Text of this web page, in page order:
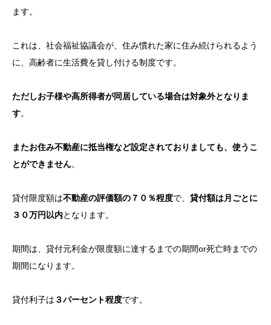
ます。
これは、社会福祉協議会が、住み慣れた家に住み続けられるよう
に、高齢者に生活費を貸し付ける制度です。
ただしお子様や高所得者が同居している場合は対象外となりま
す。
またお住み不動産に抵当権など設定されておりましても、使うこ
とができません。
貸付限度額は不動産の評価額の７０％程度で、 貸付額は月ごとに
３０万円以内となります。
期間は、貸付元利金が限度額に達するまでの期間or死亡時までの
期間になります。
貸付利子は ３パーセント程度です。